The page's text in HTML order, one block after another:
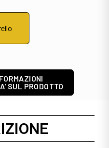
SUL PRODOTTO